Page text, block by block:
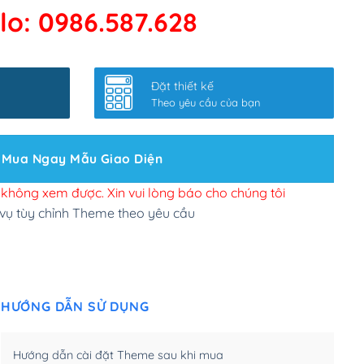
kết google, cập nhật sitemap(+50,000₫)
slider chính (+200,000₫)
site Wordpress(+100,000₫)
đăng web(+300,000₫)
tuỳ chọn (+2,000,000₫)
(+450,000₫)
0986.587.628
Đặt thiết kế
Theo yêu cầu của bạn
Mua Ngay Mẫu Giao Diện
xem được. Xin vui lòng báo cho chúng tôi
tùy chỉnh Theme theo yêu cầu
HƯỚNG DẪN SỬ DỤNG
Hướng dẫn cài đặt Theme sau khi mua